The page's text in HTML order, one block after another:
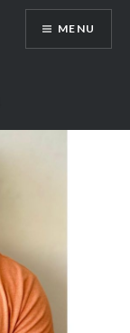
MENU